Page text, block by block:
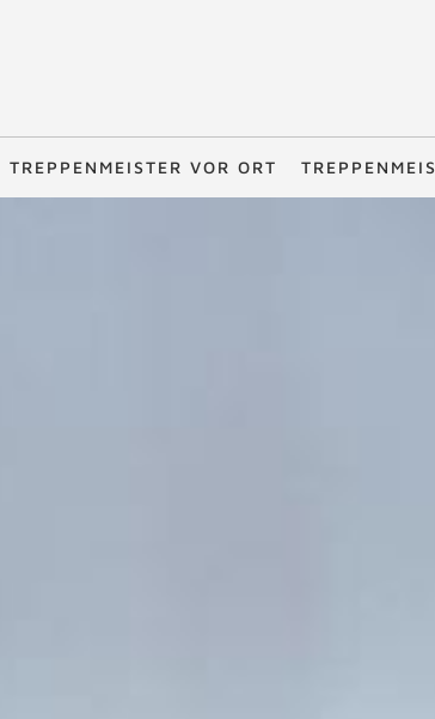
TREPPENMEISTER VOR ORT